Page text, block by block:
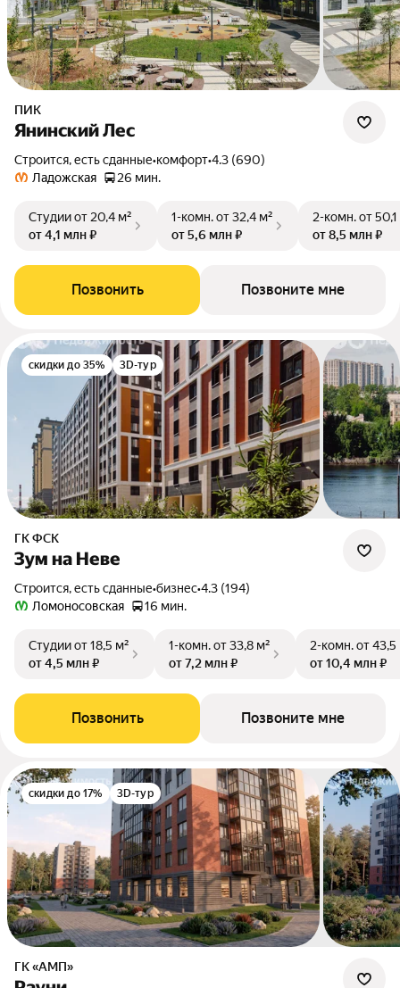
ПИК
Янинский Лес
Строится, есть сданные•комфорт•4.3 (690)
Ладожская
26 мин.
Студииот 20,4 м²
от 4,1 млн ₽
1-комн.от 32,4 м²
от 5,6 млн ₽
2-комн.от
от 8,5 млн ₽
Позвонить Позвоните мне
скидки до 35% 3D-тур
ГК ФСК
Зум на Неве
Строится, есть сданные•бизнес•4.3 (194)
Ломоносовская
16 мин.
Студииот 18,5 м²
от 4,5 млн ₽
1-комн.от 33,8 м²
от 7,2 млн ₽
2-комн.от 43,5
от 10,4 млн ₽
Позвонить Позвоните мне
скидки до 17% 3D-тур
ГК «АМП»